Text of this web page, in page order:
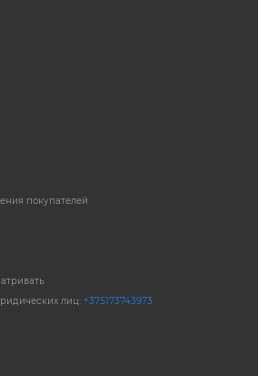
покупателей
лиц: +375173743973